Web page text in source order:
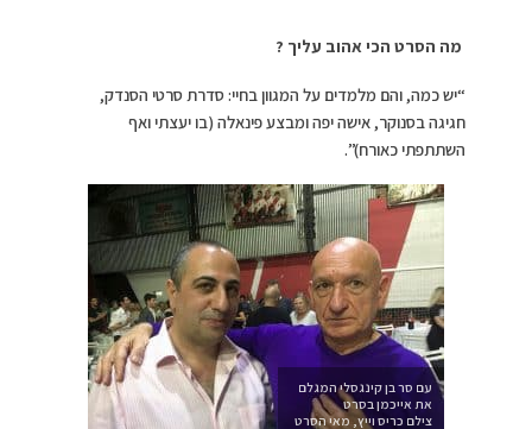
מה הסרט הכי אהוב עליך ?
“יש כמה, והם מלמדים על המגוון בחיי: סדרת סרטי הסנדק,
חגיגה בסנוקר, אישה יפה ומבצע פינאלה (בו יעצתי ואף
השתתפתי כאורח)”.
עם סר בן קינגסלי המגלם
את אייכמן בסרט
צילם כריס וייץ, מאי הסרט